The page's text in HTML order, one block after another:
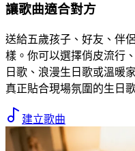
讓歌曲適合對方
送給五歲孩子、好友、伴
樣。你可以選擇俏皮流行
日歌、浪漫生日歌或溫暖
真正貼合現場氛圍的生日
建立歌曲